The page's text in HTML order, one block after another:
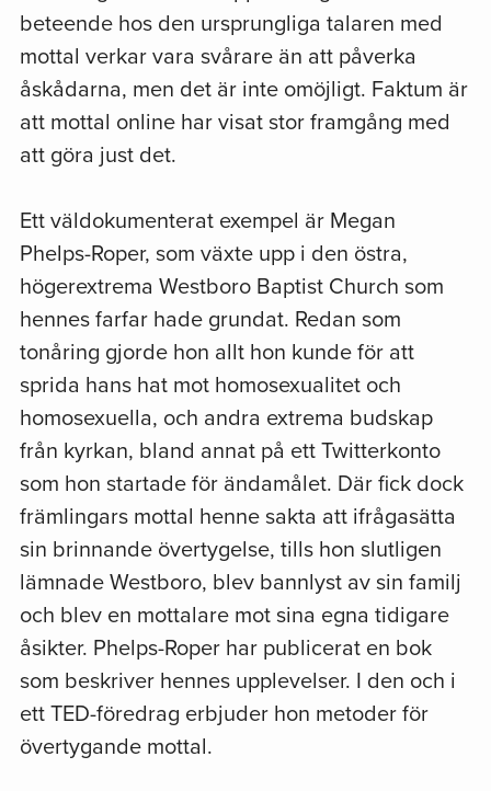
beteende hos den ursprungliga talaren med
mottal verkar vara svårare än att påverka
åskådarna, men det är inte omöjligt. Faktum är
att mottal online har visat stor framgång med
att göra just det.
Ett väldokumenterat exempel är Megan
Phelps-Roper, som växte upp i den östra,
högerextrema Westboro Baptist Church som
hennes farfar hade grundat. Redan som
tonåring gjorde hon allt hon kunde för att
sprida hans hat mot homosexualitet och
homosexuella, och andra extrema budskap
från kyrkan, bland annat på ett Twitterkonto
som hon startade för ändamålet. Där fick dock
främlingars mottal henne sakta att ifrågasätta
sin brinnande övertygelse, tills hon slutligen
lämnade Westboro, blev bannlyst av sin familj
och blev en mottalare mot sina egna tidigare
åsikter. Phelps-Roper har publicerat en bok
som beskriver hennes upplevelser. I den och i
ett TED-föredrag erbjuder hon metoder för
övertygande mottal.